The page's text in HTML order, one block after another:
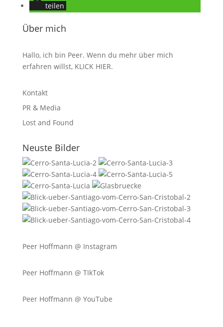
teilen
Über mich
Hallo, ich bin Peer. Wenn du mehr über mich
erfahren willst, KLICK HIER.
Kontakt
PR & Media
Lost and Found
Neuste Bilder
Peer Hoffmann @ Instagram
Peer Hoffmann @ TIkTok
Peer Hoffmann @ YouTube